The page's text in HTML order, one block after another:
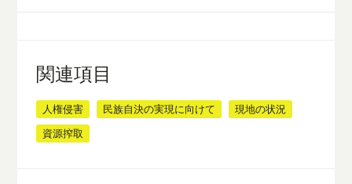
関連項目
人権侵害 民族自決の実現に向けて
現地の状況
資源搾取